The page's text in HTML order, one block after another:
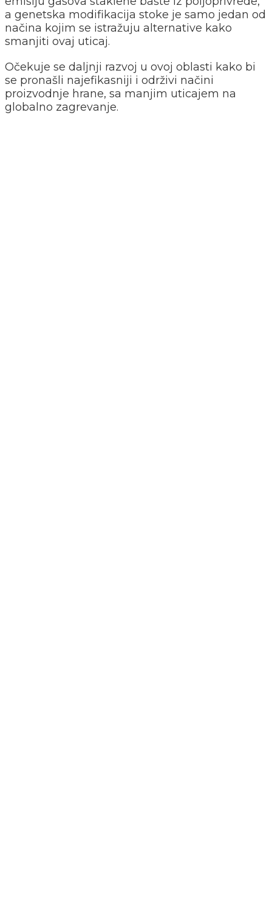
a genetska modifikacija stoke je samo jedan od
načina kojim se istražuju alternative kako
smanjiti ovaj uticaj.
Očekuje se daljnji razvoj u ovoj oblasti kako bi
se pronašli najefikasniji i održivi načini
proizvodnje hrane, sa manjim uticajem na
globalno zagrevanje.